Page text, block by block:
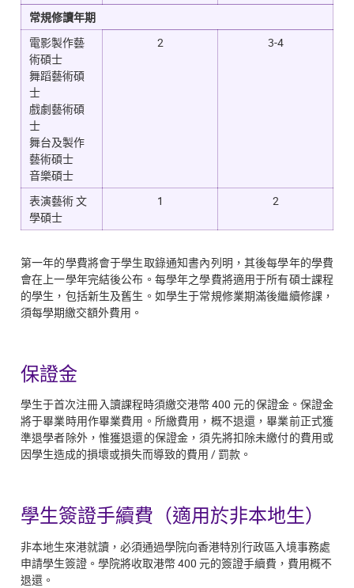
常規修讀年期
電影製作藝
術碩士
舞蹈藝術碩
士
戲劇藝術碩
士
舞台及製作
藝術碩士
音樂碩士
2 3-4
表演藝術 文
學碩士
1 2
第一年的學費將會于學生取錄通知書內列明，其後每學年的學費
會在上一學年完結後公布。每學年之學費將適用于所有碩士課程
的學生，包括新生及舊生。如學生于常規修業期滿後繼續修課，
須每學期繳交額外費用。
保證金
學生于首次注冊入讀課程時須繳交港幣 400 元的保證金。保證金
將于畢業時用作畢業費用。所繳費用，概不退還，畢業前正式獲
準退學者除外，惟獲退還的保證金，須先將扣除未繳付的費用或
因學生造成的損壞或損失而導致的費用 / 罰款。
學生簽證手續費（適用於非本地生）
非本地生來港就讀，必須通過學院向香港特別行政區入境事務處
申請學生簽證。學院將收取港幣 400 元的簽證手續費，費用概不
退還。